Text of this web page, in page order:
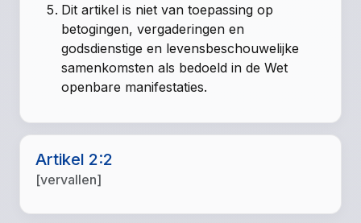
Dit artikel is niet van toepassing op
betogingen, vergaderingen en
godsdienstige en levensbeschouwelijke
samenkomsten als bedoeld in de Wet
openbare manifestaties.
Artikel 2:2
[vervallen]